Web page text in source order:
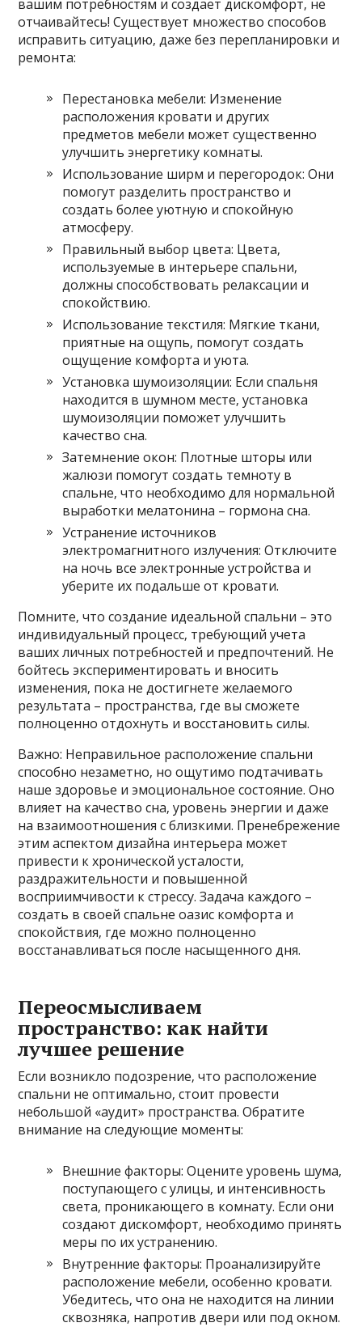
вашим потребностям и создает дискомфорт‚ не
отчаивайтесь! Существует множество способов
исправить ситуацию‚ даже без перепланировки и
ремонта:
Перестановка мебели: Изменение
расположения кровати и других
предметов мебели может существенно
улучшить энергетику комнаты.
Использование ширм и перегородок: Они
помогут разделить пространство и
создать более уютную и спокойную
атмосферу.
Правильный выбор цвета: Цвета‚
используемые в интерьере спальни‚
должны способствовать релаксации и
спокойствию.
Использование текстиля: Мягкие ткани‚
приятные на ощупь‚ помогут создать
ощущение комфорта и уюта.
Установка шумоизоляции: Если спальня
находится в шумном месте‚ установка
шумоизоляции поможет улучшить
качество сна.
Затемнение окон: Плотные шторы или
жалюзи помогут создать темноту в
спальне‚ что необходимо для нормальной
выработки мелатонина – гормона сна.
Устранение источников
электромагнитного излучения: Отключите
на ночь все электронные устройства и
уберите их подальше от кровати.
Помните‚ что создание идеальной спальни – это
индивидуальный процесс‚ требующий учета
ваших личных потребностей и предпочтений. Не
бойтесь экспериментировать и вносить
изменения‚ пока не достигнете желаемого
результата – пространства‚ где вы сможете
полноценно отдохнуть и восстановить силы.
Важно: Неправильное расположение спальни
способно незаметно‚ но ощутимо подтачивать
наше здоровье и эмоциональное состояние. Оно
влияет на качество сна‚ уровень энергии и даже
на взаимоотношения с близкими. Пренебрежение
этим аспектом дизайна интерьера может
привести к хронической усталости‚
раздражительности и повышенной
восприимчивости к стрессу. Задача каждого –
создать в своей спальне оазис комфорта и
спокойствия‚ где можно полноценно
восстанавливаться после насыщенного дня.
Переосмысливаем
пространство: как найти
лучшее решение
Если возникло подозрение‚ что расположение
спальни не оптимально‚ стоит провести
небольшой «аудит» пространства. Обратите
внимание на следующие моменты:
Внешние факторы: Оцените уровень шума‚
поступающего с улицы‚ и интенсивность
света‚ проникающего в комнату. Если они
создают дискомфорт‚ необходимо принять
меры по их устранению.
Внутренние факторы: Проанализируйте
расположение мебели‚ особенно кровати.
Убедитесь‚ что она не находится на линии
сквозняка‚ напротив двери или под окном.